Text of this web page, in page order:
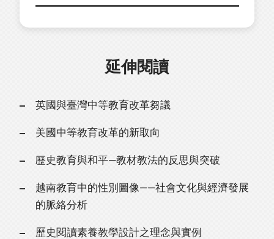
延伸閱讀
英國與臺灣中等教育改革芻議
美國中等教育改革的新取向
歷史教育與和平—教材教法的反思與突破
越南教育中的性別圖像——社會文化與經濟發展
的脈絡分析
歷史閱讀素養教學設計之理念與實例